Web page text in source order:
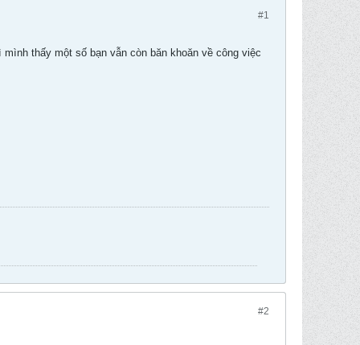
#1
thấy một số bạn vẫn còn băn khoăn về công việc
#2